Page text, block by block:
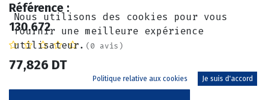
Référence :
130.672
(0 avis)
77,826 DT
Nous utilisons des cookies pour vous
fournir une meilleure expérience
utilisateur.
Politique relative aux cookies Je suis d'accord